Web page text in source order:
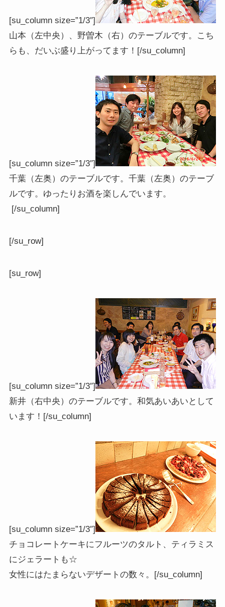
[su_column size=”1/3″]
山本（左中央）、野曽木（右）のテーブルです。こち
らも、だいぶ盛り上がってます！[/su_column]
[su_column size=”1/3″]
千葉（左奥）のテーブルです。千葉（左奥）のテーブ
ルです。ゆったりお酒を楽しんでいます。
[/su_column]
[/su_row]
[su_row]
[su_column size=”1/3″]
新井（右中央）のテーブルです。和気あいあいとして
います！[/su_column]
[su_column size=”1/3″]
チョコレートケーキにフルーツのタルト、ティラミス
にジェラートも☆
女性にはたまらないデザートの数々。[/su_column]